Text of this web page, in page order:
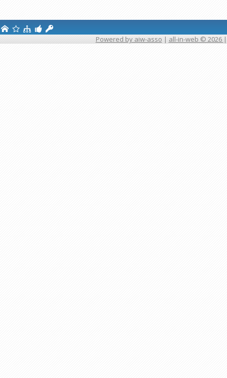
Powered by aiw-asso | all-in-web © 2026